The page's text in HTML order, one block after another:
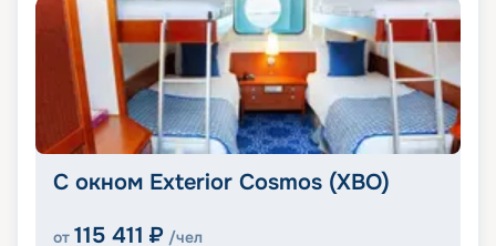
С окном Exterior Cosmos (XBO)
от 115 411 ₽ /чел